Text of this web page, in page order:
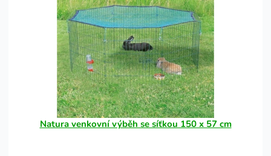
Natura venkovní výběh se síťkou 150 x 57 cm